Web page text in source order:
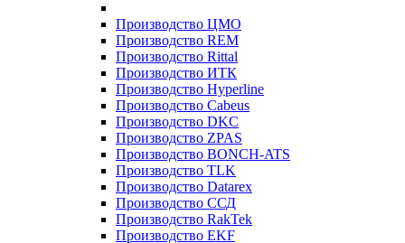
Производство ЦМО
Производство REM
Производство Rittal
Производство ИТК
Производство Hyperline
Производство Cabeus
Производство DKC
Производство ZPAS
Производство BONCH-ATS
Производство TLK
Производство Datarex
Производство ССД
Производство RakTek
Производство EKF